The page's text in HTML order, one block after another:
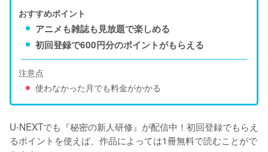
おすすめポイント
アニメも雑誌も見放題で楽しめる
初回登録で600円分のポイントがもらえる
注意点
使わなかった月でも料金がかかる
U-NEXTでも『秘密の新人研修』が配信中！初回登録でもらえ
るポイントを使えば、作品によっては1冊無料で読むことがで